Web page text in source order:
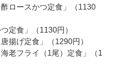
ロースかつ定食」（1130
定食」（1130円）
揚げ定食」（1290円）
老フライ（1尾）定食」（1